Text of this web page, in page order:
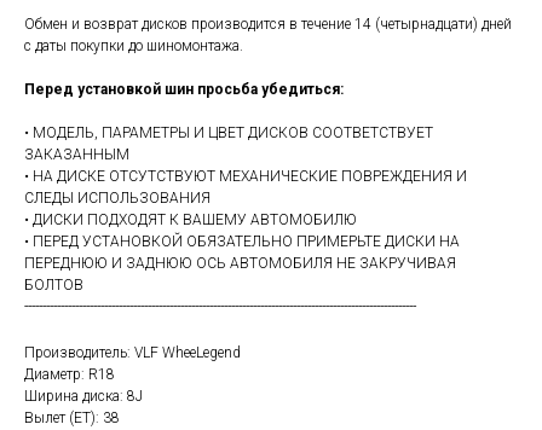
Обмен и возврат дисков производится в течение 14 (четырнадцати) дней
с даты покупки до шиномонтажа.
Перед установкой шин просьба убедиться:
• МОДЕЛЬ, ПАРАМЕТРЫ И ЦВЕТ ДИСКОВ СООТВЕТСТВУЕТ
ЗАКАЗАННЫМ
• НА ДИСКЕ ОТСУТСТВУЮТ МЕХАНИЧЕСКИЕ ПОВРЕЖДЕНИЯ И
СЛЕДЫ ИСПОЛЬЗОВАНИЯ
• ДИСКИ ПОДХОДЯТ К ВАШЕМУ АВТОМОБИЛЮ
• ПЕРЕД УСТАНОВКОЙ ОБЯЗАТЕЛЬНО ПРИМЕРЬТЕ ДИСКИ НА
ПЕРЕДНЮЮ И ЗАДНЮЮ ОСЬ АВТОМОБИЛЯ НЕ ЗАКРУЧИВАЯ
БОЛТОВ
------------------------------------------------------------------------------------------------------------
Производитель: VLF WheeLegend
Диаметр: R18
Ширина диска: 8J
Вылет (ET): 38